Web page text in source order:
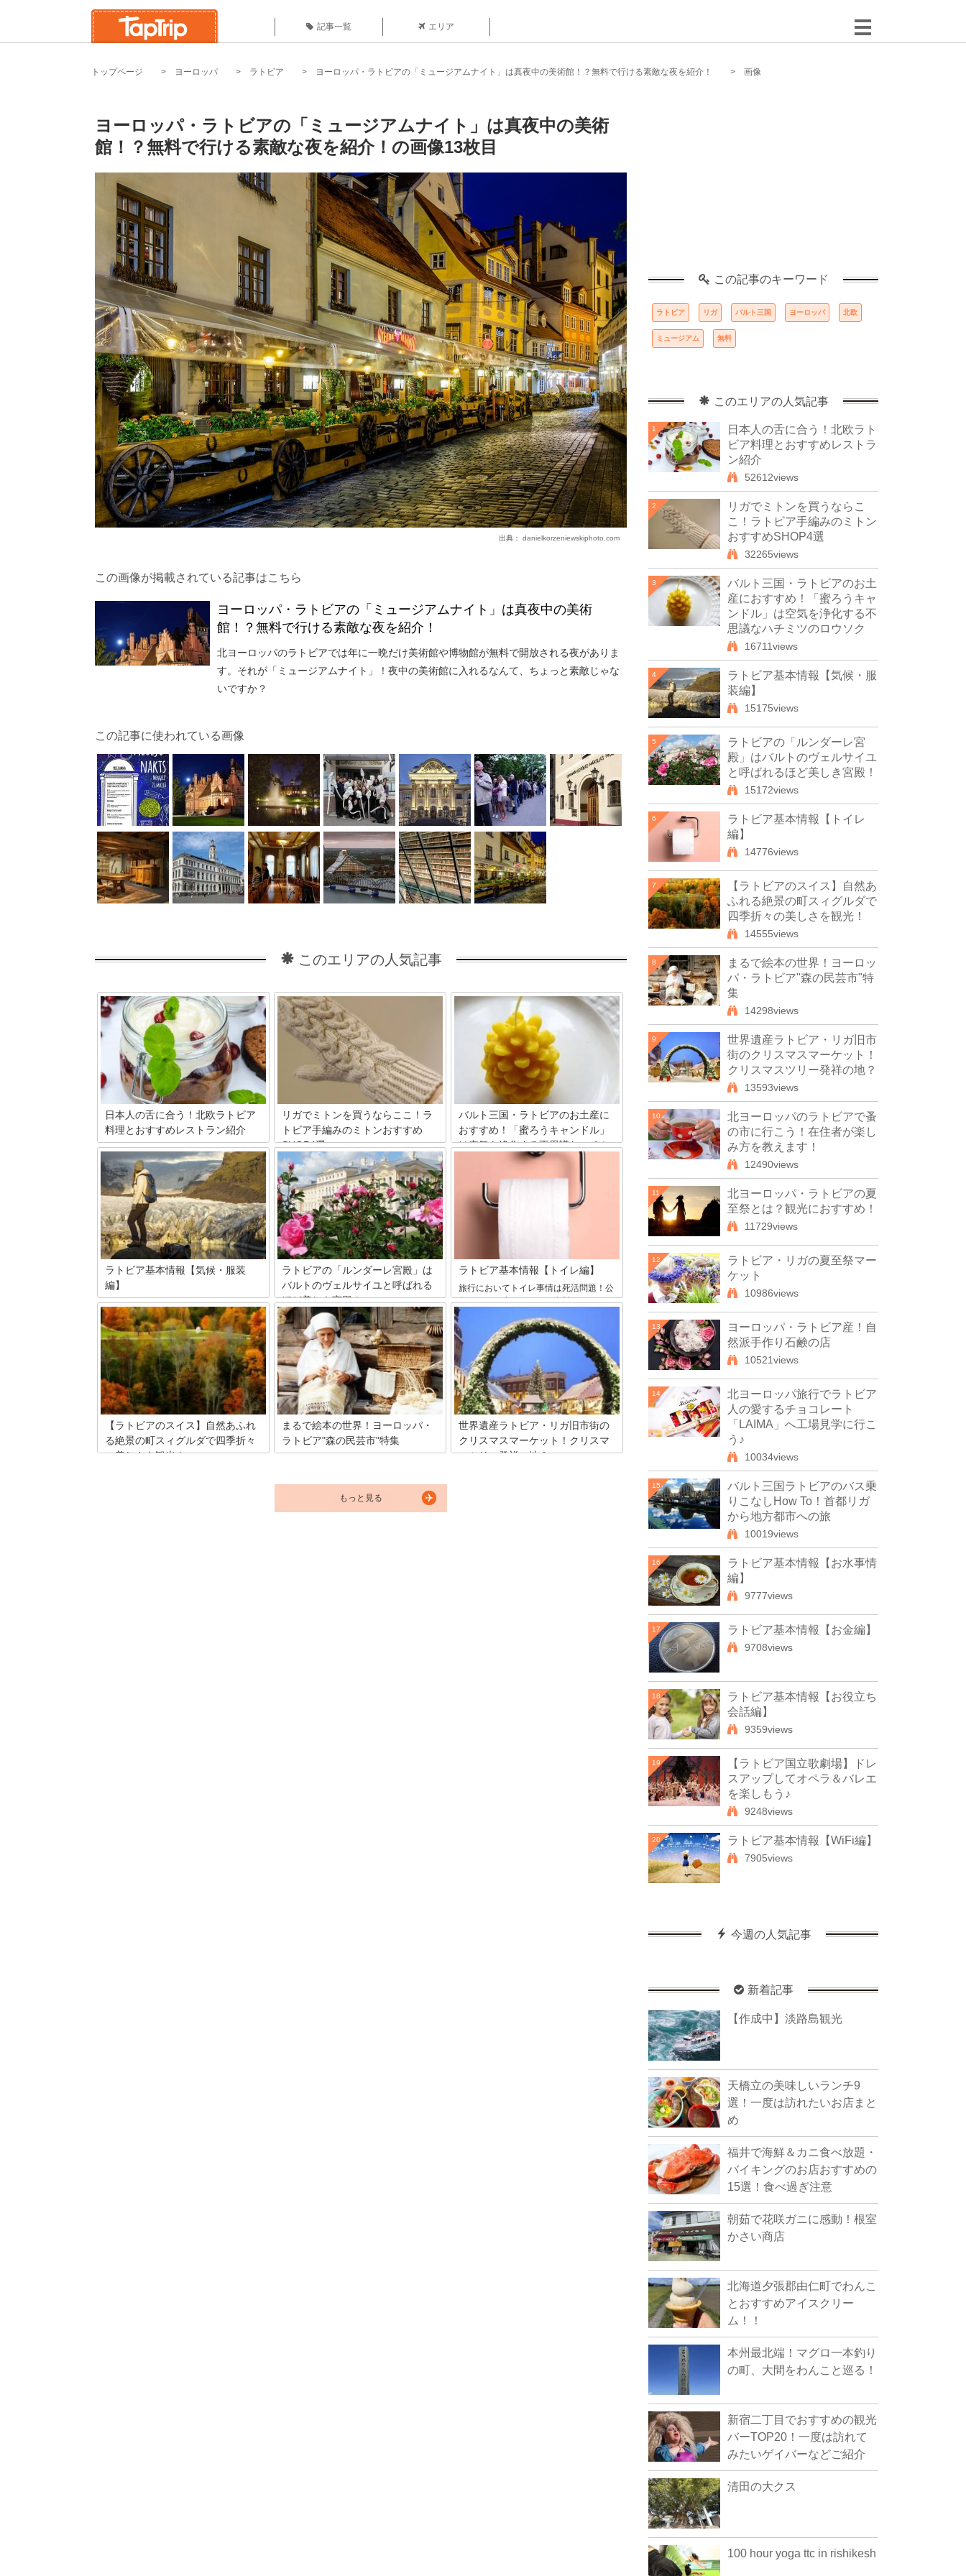
記事一覧 エリア
トップページ ヨーロッパ ラトビア ヨーロッパ・ラトビアの「ミュージアムナイト」は真夜中の美術館！？無料で行ける素敵な夜を紹介！ 画像
ヨーロッパ・ラトビアの「ミュージアムナイト」は真夜中の美術
館！？無料で行ける素敵な夜を紹介！の画像13枚目
出典： danielkorzeniewskiphoto.com
この画像が掲載されている記事はこちら
ヨーロッパ・ラトビアの「ミュージアムナイト」は真夜中の美術
館！？無料で行ける素敵な夜を紹介！
北ヨーロッパのラトビアでは年に一晩だけ美術館や博物館が無料で開放される夜がありま
す。それが「ミュージアムナイト」！夜中の美術館に入れるなんて、ちょっと素敵じゃな
いですか？
この記事に使われている画像
このエリアの人気記事
日本人の舌に合う！北欧ラトビア
料理とおすすめレストラン紹介
ラトビア料理と言われても何も思い浮か
ばない…それほど私たちになじみのない
ラトビア料理ですが、実は日本人の口に
とっても合うんです☆ラトビア料理をあ
れこれ食べられる現地のビュッフェレス
トラン"LIDO"もご紹介！
リガでミトンを買うならここ！ラ
トビア手編みのミトンおすすめ
SHOP4選
ラトビアのミトンは今大注目のアイテ
ム。でも、日本で取り扱っているところ
はまだ僅か。ラトビアで自分だけのミト
ンを探してみませんか？世界遺産のリガ
旧市街には素敵なミトンショップが点在
しています！
バルト三国・ラトビアのお土産に
おすすめ！「蜜ろうキャンドル」
は空気を浄化する不思議なハチミ
ツのロウソク
自然豊かな北ヨーロッパの国ラトビアの
特産品のひとつがハチミツです。そし
て、良い匂いのする蜜ろうキャンドルは
ム。プロポリスが配合されているものも
あるんです！今回は、ラトビアの蜜ろう
キャンドルについてお届けします。
ラトビア基本情報【気候・服装
編】
バルト三国の真ん中、ラトビアはヨーロ
ッパ大陸の北の国。とっても寒いイメー
ジがありませんか？ これさえ読めば怖く
ない、ラトビア旅行のための服装講座を
お届けします！
ラトビアの「ルンダーレ宮殿」は
バルトのヴェルサイユと呼ばれる
ほど美しき宮殿！
北ヨーロッパに位置するバルト三国。
「バルトのヴェルサイユ」と呼ばれるほ
ど美しい宮殿がラトビアのバウスカ
(Bauska)という町にあるのをご存知でし
ょうか？首都リガから国内バスでバウス
カまで行く方法と、ルンダーレ宮殿の見
どころをお伝えします！
ラトビア基本情報【トイレ編】
旅行においてトイレ事情は死活問題！公
衆トイレが少なかったり有料だったり、
やはり日本とは違いがあります。旅の憂
鬱を解消するために、ラトビアに行く前
に読んでおきたいトイレ情報です。
【ラトビアのスイス】自然あふれ
る絶景の町スィグルダで四季折々
の美しさを観光！
まるで絵本の世界！ヨーロッパ・
ラトビア"森の民芸市"特集
ながらスローライフを楽しむ暮らしが根
付いています。そんなラトビア中のクラ
世界遺産ラトビア・リガ旧市街の
クリスマスマーケット！クリスマ
スツリー発祥の地？
もっと見る
この記事のキーワード
ラトビア リガ バルト三国 ヨーロッパ 北欧
ミュージアム 無料
このエリアの人気記事
1
日本人の舌に合う！北欧ラト
ビア料理とおすすめレストラ
ン紹介
52612views
2
リガでミトンを買うならこ
こ！ラトビア手編みのミトン
おすすめSHOP4選
32265views
3
バルト三国・ラトビアのお土
産におすすめ！「蜜ろうキャ
ンドル」は空気を浄化する不
思議なハチミツのロウソク
16711views
4
ラトビア基本情報【気候・服
装編】
15175views
5
ラトビアの「ルンダーレ宮
殿」はバルトのヴェルサイユ
と呼ばれるほど美しき宮殿！
15172views
6
ラトビア基本情報【トイレ
編】
14776views
7
【ラトビアのスイス】自然あ
ふれる絶景の町スィグルダで
四季折々の美しさを観光！
14555views
8
まるで絵本の世界！ヨーロッ
パ・ラトビア"森の民芸市"特
集
14298views
9
世界遺産ラトビア・リガ旧市
街のクリスマスマーケット！
クリスマスツリー発祥の地？
13593views
10
北ヨーロッパのラトビアで蚤
の市に行こう！在住者が楽し
み方を教えます！
12490views
11
北ヨーロッパ・ラトビアの夏
至祭とは？観光におすすめ！
11729views
12
ラトビア・リガの夏至祭マー
ケット
10986views
13
ヨーロッパ・ラトビア産！自
然派手作り石鹸の店
10521views
14
北ヨーロッパ旅行でラトビア
人の愛するチョコレート
「LAIMA」へ工場見学に行こ
う♪
10034views
15
バルト三国ラトビアのバス乗
りこなしHow To！首都リガ
から地方都市への旅
10019views
16
ラトビア基本情報【お水事情
編】
9777views
17 ラトビア基本情報【お金編】
9708views
18
ラトビア基本情報【お役立ち
会話編】
9359views
19
【ラトビア国立歌劇場】ドレ
スアップしてオペラ＆バレエ
を楽しもう♪
9248views
20 ラトビア基本情報【WiFi編】
7905views
今週の人気記事
新着記事
【作成中】淡路島観光
天橋立の美味しいランチ9
選！一度は訪れたいお店まと
め
福井で海鮮＆カニ食べ放題・
バイキングのお店おすすめの
15選！食べ過ぎ注意
朝茹で花咲ガニに感動！根室
かさい商店
北海道夕張郡由仁町でわんこ
とおすすめアイスクリー
ム！！
本州最北端！マグロ一本釣り
の町、大間をわんこと巡る！
新宿二丁目でおすすめの観光
バーTOP20！一度は訪れて
みたいゲイバーなどご紹介
清田の大クス
100 hour yoga ttc in rishikesh